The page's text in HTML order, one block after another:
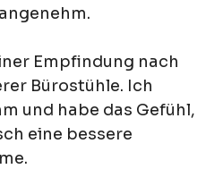
Empfindung nach
Bürostühle. Ich
und habe das Gefühl,
eine bessere